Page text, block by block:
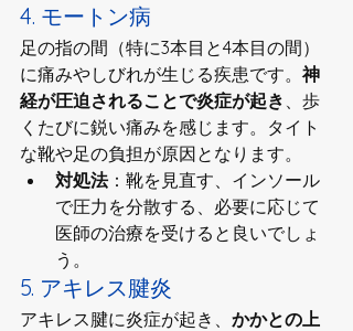
4. モートン病
足の指の間（特に3本目と4本目の間）
に痛みやしびれが生じる疾患です。 神
経が圧迫されることで炎症が起き 、歩
くたびに鋭い痛みを感じます。タイト
な靴や足の負担が原因となります。
対処法：靴を見直す、インソール
で圧力を分散する、必要に応じて
医師の治療を受けると良いでしょ
う。
5. アキレス腱炎
アキレス腱に炎症が起き、 かかとの上